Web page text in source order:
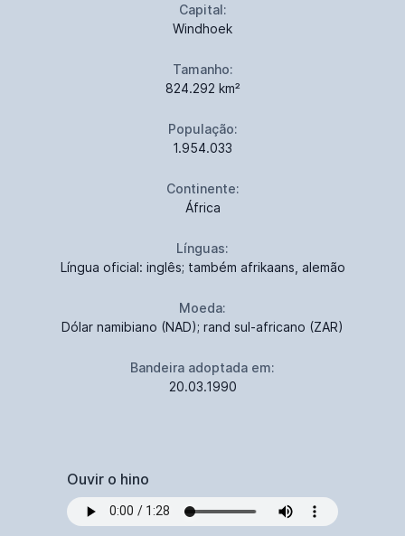
Capital:
Windhoek
Tamanho:
824.292 km²
População:
1.954.033
Continente:
África
Línguas:
Língua oficial: inglês; também afrikaans, alemão
Moeda:
Dólar namibiano (NAD); rand sul-africano (ZAR)
Bandeira adoptada em:
20.03.1990
Ouvir o hino